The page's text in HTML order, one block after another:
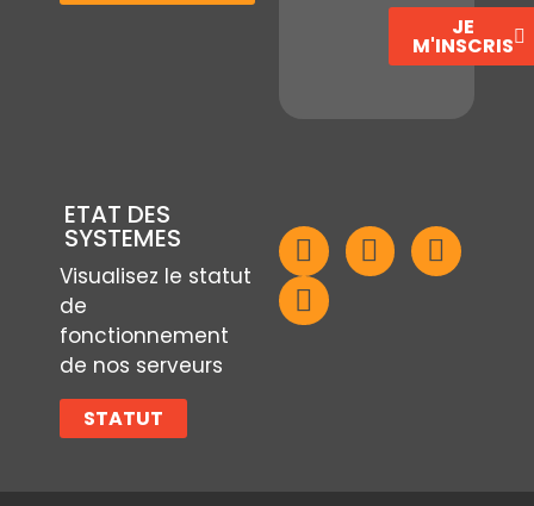
JE
M'INSCRIS
ETAT DES
SYSTEMES
Visualisez le statut
de
fonctionnement
de nos serveurs
STATUT